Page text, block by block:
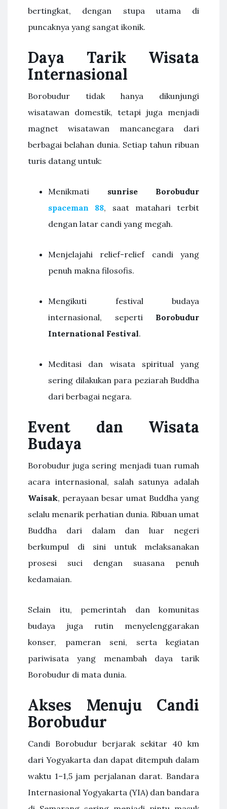
bertingkat, dengan stupa utama di
puncaknya yang sangat ikonik.
Daya Tarik Wisata
Internasional
Borobudur tidak hanya dikunjungi
wisatawan domestik, tetapi juga menjadi
magnet wisatawan mancanegara dari
berbagai belahan dunia. Setiap tahun ribuan
turis datang untuk:
Menikmati sunrise Borobudur
spaceman 88, saat matahari terbit
dengan latar candi yang megah.
Menjelajahi relief-relief candi yang
penuh makna filosofis.
Mengikuti festival budaya
internasional, seperti Borobudur
International Festival.
Meditasi dan wisata spiritual yang
sering dilakukan para peziarah Buddha
dari berbagai negara.
Event dan Wisata
Budaya
Borobudur juga sering menjadi tuan rumah
acara internasional, salah satunya adalah
Waisak, perayaan besar umat Buddha yang
selalu menarik perhatian dunia. Ribuan umat
Buddha dari dalam dan luar negeri
berkumpul di sini untuk melaksanakan
prosesi suci dengan suasana penuh
kedamaian.
Selain itu, pemerintah dan komunitas
budaya juga rutin menyelenggarakan
konser, pameran seni, serta kegiatan
pariwisata yang menambah daya tarik
Borobudur di mata dunia.
Akses Menuju Candi
Borobudur
Candi Borobudur berjarak sekitar 40 km
dari Yogyakarta dan dapat ditempuh dalam
waktu 1–1,5 jam perjalanan darat. Bandara
Internasional Yogyakarta (YIA) dan bandara